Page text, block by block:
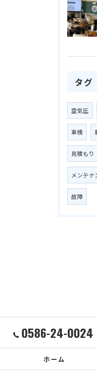
タグ
空気圧
車検
見積もり
メンテナ
故障
0586-24-0024
ホーム